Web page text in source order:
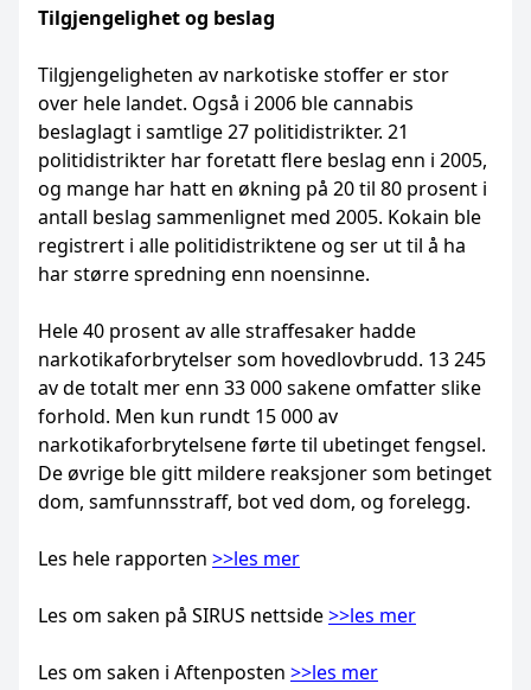
Tilgjengelighet og beslag
Tilgjengeligheten av narkotiske stoffer er stor
over hele landet. Også i 2006 ble cannabis
beslaglagt i samtlige 27 politidistrikter. 21
politidistrikter har foretatt flere beslag enn i 2005,
og mange har hatt en økning på 20 til 80 prosent i
antall beslag sammenlignet med 2005. Kokain ble
registrert i alle politidistriktene og ser ut til å ha
har større spredning enn noensinne.
Hele 40 prosent av alle straffesaker hadde
narkotikaforbrytelser som hovedlovbrudd. 13 245
av de totalt mer enn 33 000 sakene omfatter slike
forhold. Men kun rundt 15 000 av
narkotikaforbrytelsene førte til ubetinget fengsel.
De øvrige ble gitt mildere reaksjoner som betinget
dom, samfunnsstraff, bot ved dom, og forelegg.
Les hele rapporten >>les mer
Les om saken på SIRUS nettside>>les mer
Les om saken i Aftenposten >>les mer